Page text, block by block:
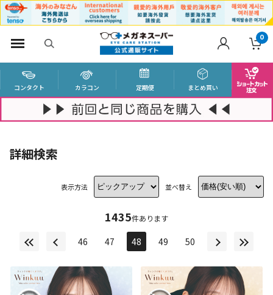
0
コンタクト カラコン 定期便 まとめ買い
詳細検索
表示方法 並べ替え
1435件あります
46 47 48 49 50